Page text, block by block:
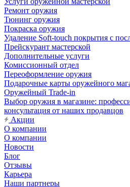
Ремонт оружия
Тюнинг оружия
Покраска оружия
Удаление Soft-touch покрытия с
Прейскурант мастерской
Дополнительные услуги
Комиссионный отдел
Переоформление оружия
Подарочные карты оружейного
Оружейный Trade-in
Выбор оружия в магазине:
консультация от наших продавцов
Акции
О компании
О компании
Новости
Блог
Отзывы
Карьера
Наши партнеры